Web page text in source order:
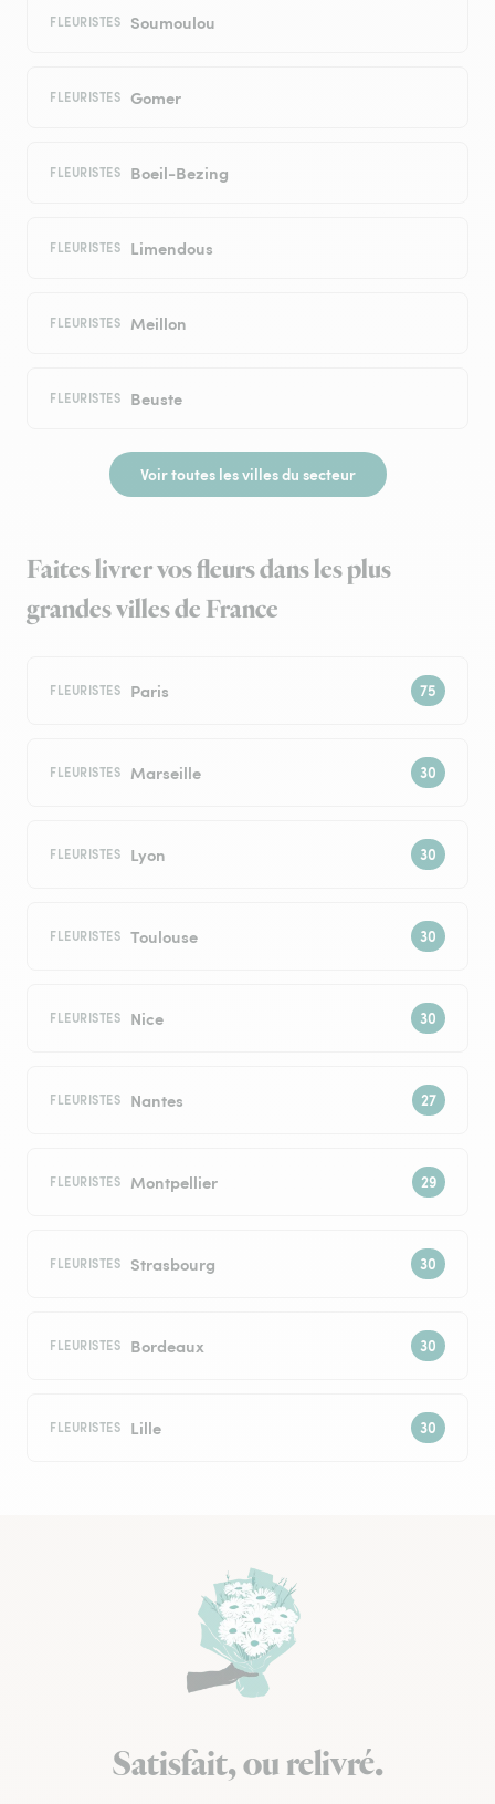
FLEURISTES Soumoulou
FLEURISTES Gomer
FLEURISTES Boeil-Bezing
FLEURISTES Limendous
FLEURISTES Meillon
FLEURISTES Beuste
Voir toutes les villes du secteur
Faites livrer vos fleurs dans les plus
grandes villes de France
FLEURISTES Paris
FLEURISTES Marseille
FLEURISTES Lyon
FLEURISTES Toulouse
FLEURISTES Nice
FLEURISTES Nantes
FLEURISTES Montpellier
FLEURISTES Strasbourg
FLEURISTES Bordeaux
FLEURISTES Lille
Satisfait, ou relivré.